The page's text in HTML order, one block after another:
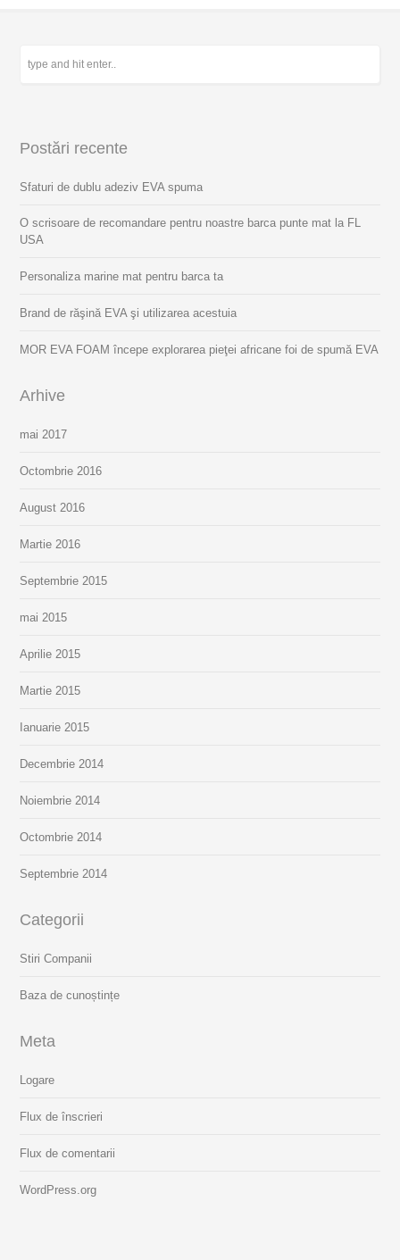
Postări recente
Sfaturi de dublu adeziv EVA spuma
O scrisoare de recomandare pentru noastre barca punte mat la FL
USA
Personaliza marine mat pentru barca ta
Brand de răşină EVA şi utilizarea acestuia
MOR EVA FOAM începe explorarea pieţei africane foi de spumă EVA
Arhive
mai 2017
Octombrie 2016
August 2016
Martie 2016
Septembrie 2015
mai 2015
Aprilie 2015
Martie 2015
Ianuarie 2015
Decembrie 2014
Noiembrie 2014
Octombrie 2014
Septembrie 2014
Categorii
Stiri Companii
Baza de cunoștințe
Meta
Logare
Flux de înscrieri
Flux de comentarii
WordPress.org